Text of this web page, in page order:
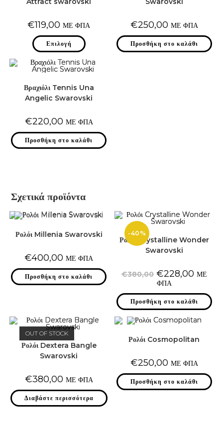
€119,00 ΜΕ ΦΠΑ
Επιλογή
Αυτό
το
έχει
πολλαπλές
παραλλαγές.
επιλογές
μπορούν
να
σελίδα
προϊόντος
€250,00 ΜΕ ΦΠΑ
Προσθήκη στο καλάθι
Βραχιόλι Tennis Una
Angelic Swarovski
€220,00 ΜΕ ΦΠΑ
Προσθήκη στο καλάθι
Σχετικά προϊόντα
Ρολόι Millenia Swarovski
€400,00 ΜΕ ΦΠΑ
Προσθήκη στο καλάθι
-40%
Ρολόι Crystalline Wonder
Swarovski
€380,00 Original
price
was:
€380,00.
€228,00Η
τρέχουσα
είναι:
ΜΕ
ΦΠΑ
Προσθήκη στο καλάθι
OUT OF STOCK
Ρολόι Dextera Bangle
Swarovski
€380,00 ΜΕ ΦΠΑ
Διαβάστε περισσότερα
Ρολόι Cosmopolitan
€250,00 ΜΕ ΦΠΑ
Προσθήκη στο καλάθι